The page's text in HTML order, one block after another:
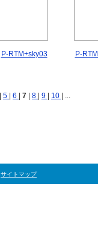
P-RTM+sky03 P-
5 6 7 8 9 10 | ...
サイトマップ